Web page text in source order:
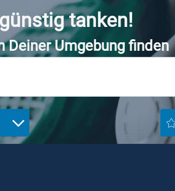
tanken!
Deiner Umgebung finden